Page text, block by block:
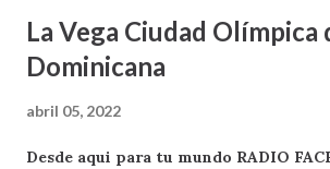
La Vega Ciudad Olímpica
Dominicana
abril 05, 2022
Desde aqui para tu mundo RADIO